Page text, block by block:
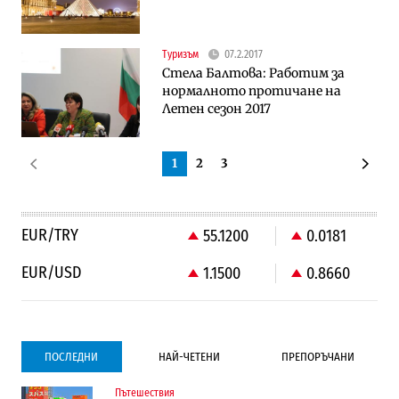
Туризъм 07.2.2017
Стела Балтова: Работим за
нормалното протичане на
Летен сезон 2017
1 2 3
EUR/TRY 55.1200
0.0181
EUR/USD
1.1500 0.8660
ПОСЛЕДНИ НАЙ-ЧЕТЕНИ ПРЕПОРЪЧАНИ
Пътешествия
Градоустройство
Компании